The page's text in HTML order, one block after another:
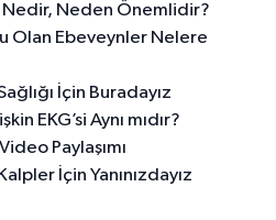
Neden Önemlidir?
Olan Ebeveynler Nelere
İçin Buradayız
EKG’si Aynı mıdır?
Paylaşımı
İçin Yanınızdayız